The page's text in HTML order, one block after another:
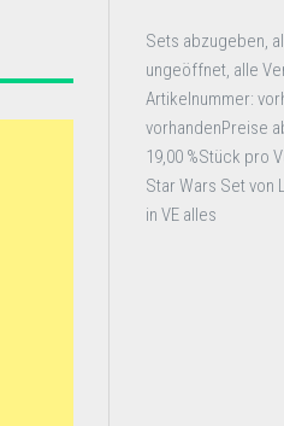
Sets abzugeben,
ungeöffnet, alle
Artikelnummer:
vorhandenPreise
19,00 %Stück pro
Star Wars Set
in VE alles